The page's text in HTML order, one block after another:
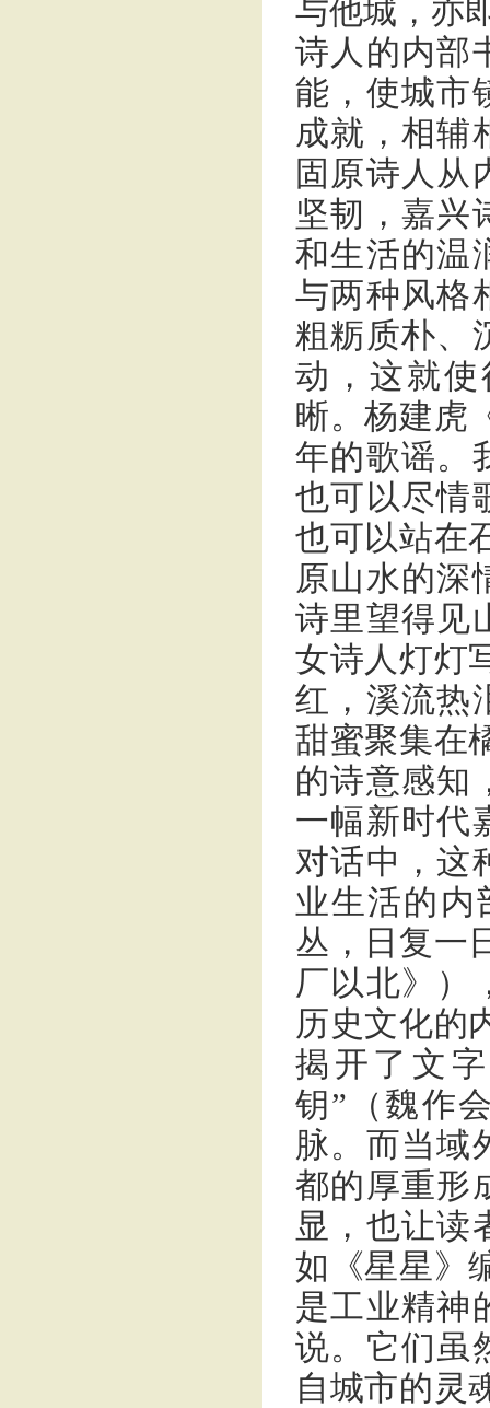
与他城，亦
诗人的内部
能，使城市
成就，相辅
固原诗人从
坚韧，嘉兴
和生活的温
与两种风格
粗粝质朴、
动，这就
晰。杨建虎
年的歌谣。
也可以尽情
也可以站在
原山水的深
诗里望得见
女诗人灯灯
红，溪流热
甜蜜聚集在
的诗意感知
一幅新时代
对话中，这
业生活的内
丛，日复一
厂以北》）
历史文化的
揭开了文
钥”（魏作
脉。而当域
都的厚重形
显，也让读
如《星星》
是工业精神
说。它们虽
自城市的灵